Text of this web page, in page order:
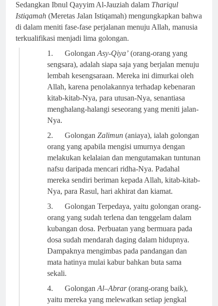
Sedangkan Ibnul Qayyim Al-Jauziah dalam Thariqul
Istiqamah (Meretas Jalan Istiqamah) mengungkapkan bahwa
di dalam meniti fase-fase perjalanan menuju Allah, manusia
terkualifikasi menjadi lima golongan.
1.
Golongan Asy-Qiya’(orang-orang yang
sengsara), adalah siapa saja yang berjalan menuju
lembah kesengsaraan. Mereka ini dimurkai oleh
Allah, karena penolakannya terhadap kebenaran
kitab-kitab-Nya, para utusan-Nya, senantiasa
menghalang-halangi seseorang yang meniti jalan-
Nya.
2.
Golongan Zalimun(aniaya), ialah golongan
orang yang apabila mengisi umurnya dengan
melakukan kelalaian dan mengutamakan tuntunan
nafsu daripada mencari ridha-Nya. Padahal
mereka sendiri beriman kepada Allah, kitab-kitab-
Nya, para Rasul, hari akhirat dan kiamat.
3.
Golongan Terpedaya, yaitu golongan orang-
orang yang sudah terlena dan tenggelam dalam
kubangan dosa. Perbuatan yang bermuara pada
dosa sudah mendarah daging dalam hidupnya.
Dampaknya mengimbas pada pandangan dan
mata hatinya mulai kabur bahkan buta sama
sekali.
4.
Golongan Al–Abrar(orang-orang baik),
yaitu mereka yang melewatkan setiap jengkal